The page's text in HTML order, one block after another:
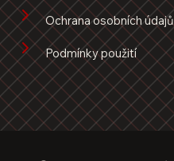
Ochrana osobních údajů
Podmínky použití